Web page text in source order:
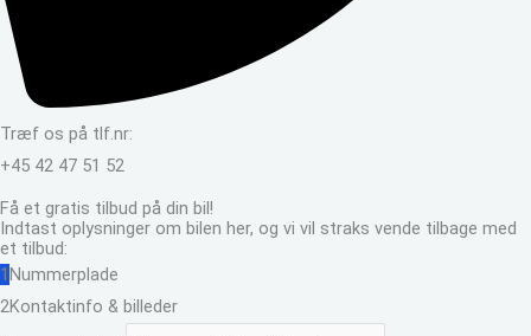
Træf os på tlf.nr:
+45 42 47 51 52
Få et gratis tilbud på din bil!
Indtast oplysninger om bilen her, og vi vil straks vende tilbage med
et tilbud:
1 Nummerplade
2Kontaktinfo & billeder